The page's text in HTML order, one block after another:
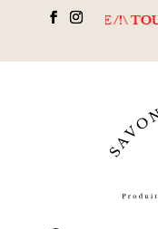
/!\ TOUT